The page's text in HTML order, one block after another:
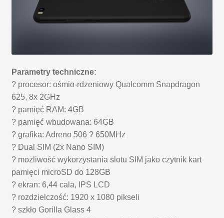
Parametry techniczne:
? procesor: ośmio-rdzeniowy Qualcomm Snapdragon
625, 8x 2GHz
? pamięć RAM: 4GB
? pamięć wbudowana: 64GB
? grafika: Adreno 506 ? 650MHz
? Dual SIM (2x Nano SIM)
? możliwość wykorzystania slotu SIM jako czytnik kart
pamięci microSD do 128GB
? ekran: 6,44 cala, IPS LCD
? rozdzielczość: 1920 x 1080 pikseli
? szkło Gorilla Glass 4